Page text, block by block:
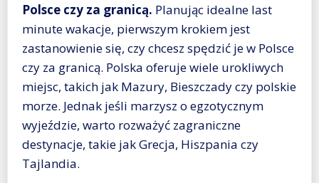
Polsce czy za granicą. Planując idealne last
minute wakacje, pierwszym krokiem jest
zastanowienie się, czy chcesz spędzić je w Polsce
czy za granicą. Polska oferuje wiele urokliwych
miejsc, takich jak Mazury, Bieszczady czy polskie
morze. Jednak jeśli marzysz o egzotycznym
wyjeździe, warto rozważyć zagraniczne
destynacje, takie jak Grecja, Hiszpania czy
Tajlandia.